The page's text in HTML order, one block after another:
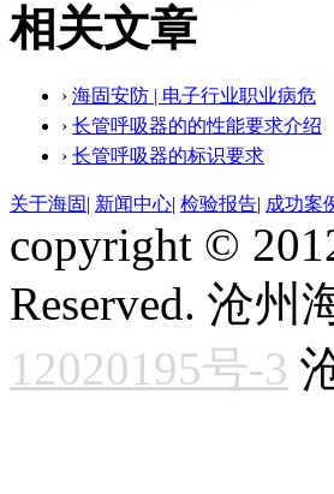
相关文章
› 海固安防 | 电子行业职业病危
› 长管呼吸器的的性能要求介绍
› 长管呼吸器的标识要求
关于海固 | 新闻中心| 检验报告| 成功案
copyright ©
Reserved. 沧
12020195号-3